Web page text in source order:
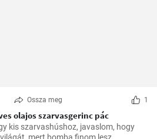
Ossza meg 1
olajos szarvasgerinc pác
kis szarvashúshoz, javaslom, hogy